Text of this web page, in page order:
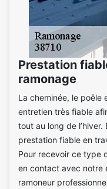
Prestation
ramonage
La cheminée, le poêle
entretien très fiable
tout au long de
prestation fiable en
Pour recevoir ce type
en contact avec notre
ramoneur